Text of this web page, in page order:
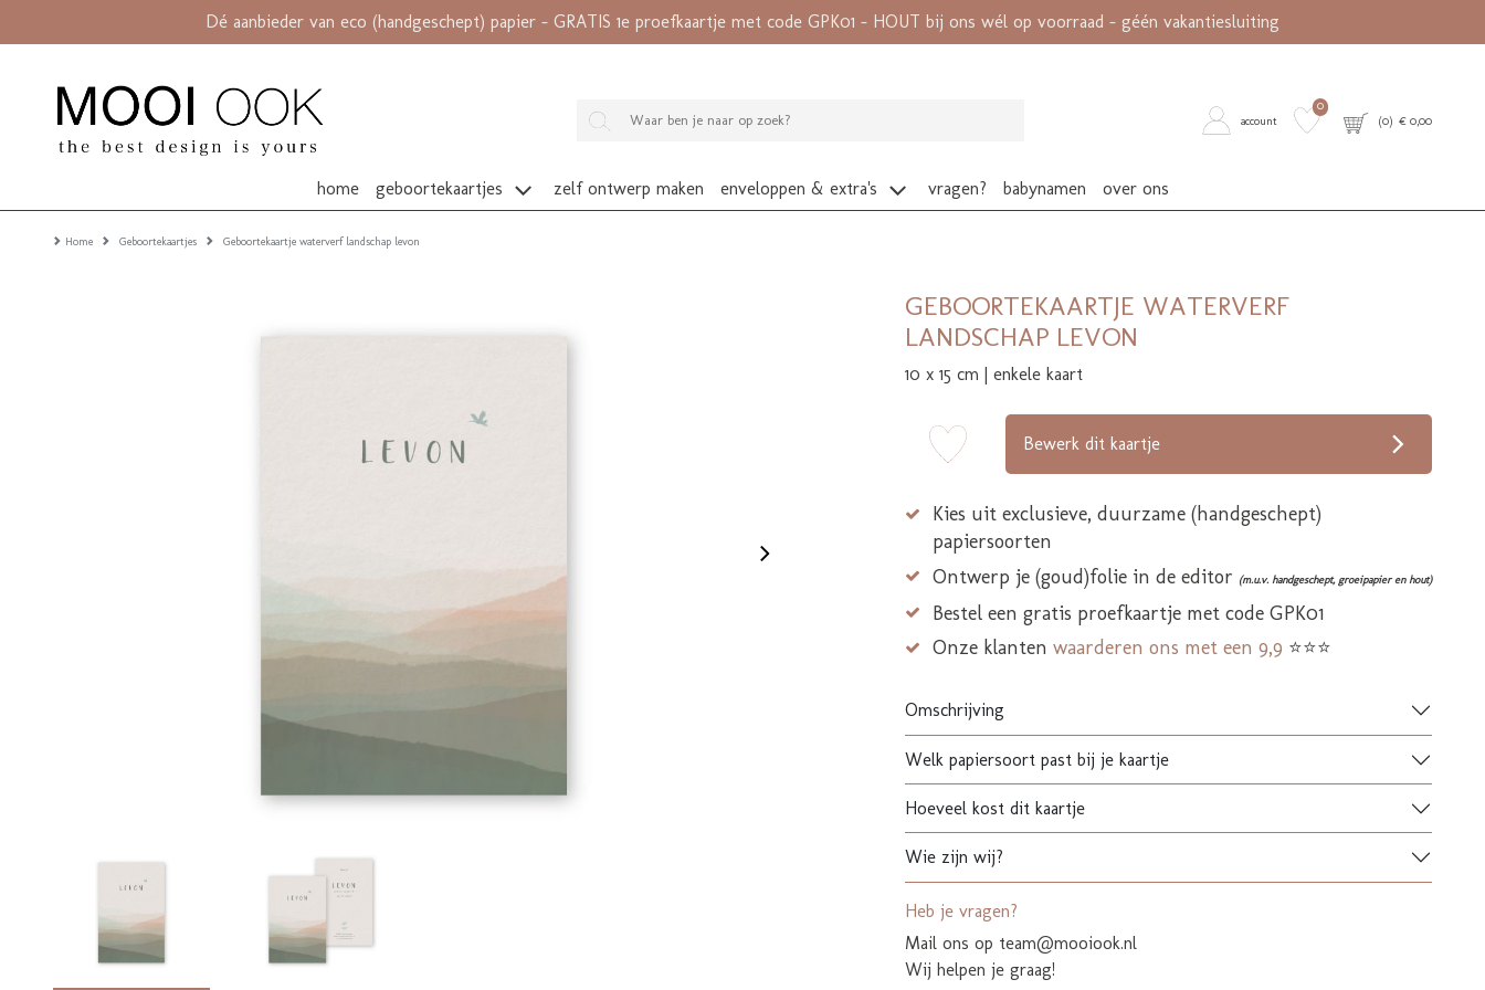
Dé aanbieder van eco (handgeschept) papier - GRATIS 1e proefkaartje met code GPK01 - HOUT bij ons wél op voorraad - géén vakantiesluiting
account
0
(0) € 0,00
home geboortekaartjes zelf ontwerp maken enveloppen & extra's vragen? babynamen over ons
Home Geboortekaartjes Geboortekaartje waterverf landschap levon
GEBOORTEKAARTJE WATERVERF
LANDSCHAP LEVON
10 x 15 cm | enkele kaart
Bewerk dit kaartje
Kies uit exclusieve, duurzame (handgeschept)
papiersoorten
Ontwerp je (goud)folie in de editor (m.u.v. handgeschept, groeipapier en hout)
Bestel een gratis proefkaartje met code GPK01
Onze klanten waarderen ons met een 9,9 ⭐⭐⭐
Omschrijving
Welk papiersoort past bij je kaartje
Hoeveel kost dit kaartje
Wie zijn wij?
Heb je vragen?
Mail ons op team@mooiook.nl
Wij helpen je graag!